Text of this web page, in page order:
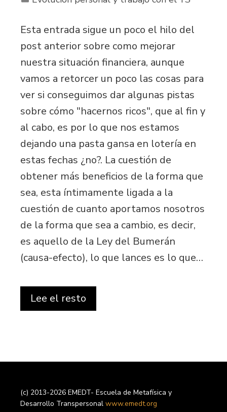
Esta entrada sigue un poco el hilo del
post anterior sobre como mejorar
nuestra situación financiera, aunque
vamos a retorcer un poco las cosas para
ver si conseguimos dar algunas pistas
sobre cómo "hacernos ricos", que al fin y
al cabo, es por lo que nos estamos
dejando una pasta gansa en lotería en
estas fechas ¿no?. La cuestión de
obtener más beneficios de la forma que
sea, esta íntimamente ligada a la
cuestión de cuanto aportamos nosotros
de la forma que sea a cambio, es decir,
es aquello de la Ley del Bumerán
(causa-efecto), lo que lances es lo que…
Lee el resto
(c) 2013-2026 EMEDT- Escuela de Metafísica y
Desarrollo Transpersonal www.emedt.org